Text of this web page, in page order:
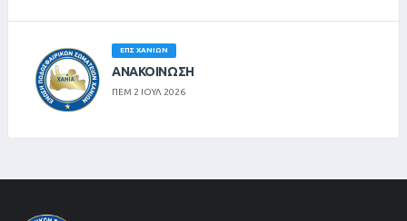
ΕΠΣ ΧΑΝΊΩΝ
ΑΝΑΚΟΙΝΩΣΗ
ΠΕΜ 2 ΙΟΥΛ 2026